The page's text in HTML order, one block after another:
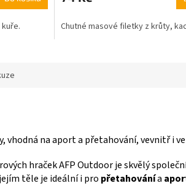
Chutné masové filetky z krůty,
vhodná na aport a přetahování, vevnitř i
hraček AFP Outdoor je skvělý
těle je ideální i pro přetahovánía